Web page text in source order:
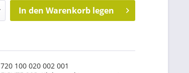
In den Warenkorb legen
720 100 020 002 001